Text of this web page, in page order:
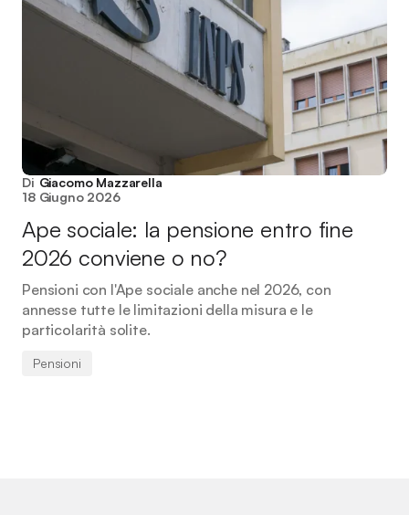
Di Giacomo Mazzarella
18 Giugno 2026
Ape sociale: la pensione entro fine
2026 conviene o no?
Pensioni con l'Ape sociale anche nel 2026, con
annesse tutte le limitazioni della misura e le
particolarità solite.
Pensioni